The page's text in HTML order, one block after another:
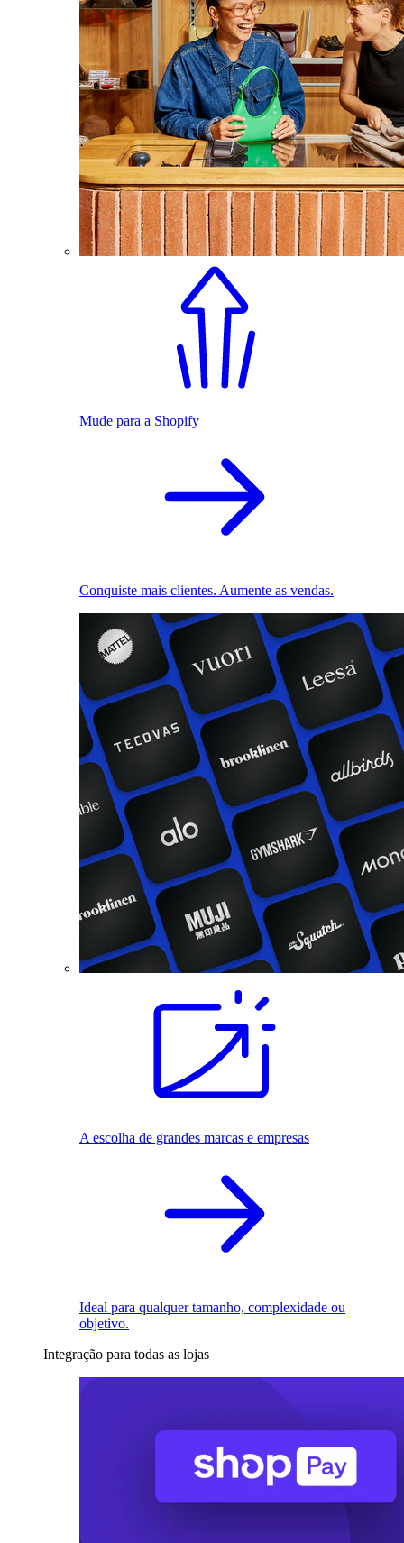
Mude para a Shopify
Conquiste mais clientes. Aumente as vendas.
A escolha de grandes marcas e empresas
Ideal para qualquer tamanho, complexidade ou
objetivo.
Integração para todas as lojas